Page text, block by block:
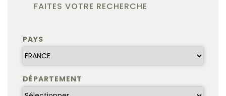
FAITES VOTRE RECHERCHE
PAYS
DÉPARTEMENT